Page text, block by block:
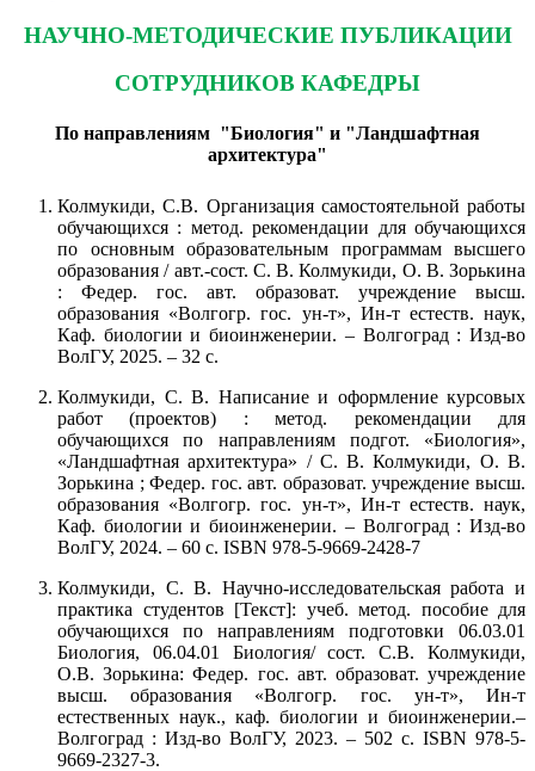
НАУЧНО-МЕТОДИЧЕСКИЕ ПУБЛИКАЦИИ
СОТРУДНИКОВ КАФЕДРЫ
По направлениям "Биология" и "Ландшафтная
архитектура"
Колмукиди, С.В. Организация самостоятельной работы
обучающихся : метод. рекомендации для обучающихся
по основным образовательным программам высшего
образования / авт.-сост. С. В. Колмукиди, О. В. Зорькина
: Федер. гос. авт. образоват. учреждение высш.
образования «Волгогр. гос. ун-т», Ин-т естеств. наук,
Каф. биологии и биоинженерии. – Волгоград : Изд-во
ВолГУ, 2025. – 32 с.
Колмукиди, С. В. Написание и оформление курсовых
работ (проектов) : метод. рекомендации для
обучающихся по направлениям подгот. «Биология»,
«Ландшафтная архитектура» / С. В. Колмукиди, О. В.
Зорькина ; Федер. гос. авт. образоват. учреждение высш.
образования «Волгогр. гос. ун-т», Ин-т естеств. наук,
Каф. биологии и биоинженерии. – Волгоград : Изд-во
ВолГУ, 2024. – 60 с. ISBN 978-5-9669-2428-7
Колмукиди, С. В. Научно-исследовательская работа и
практика студентов [Текст]: учеб. метод. пособие для
обучающихся по направлениям подготовки 06.03.01
Биология, 06.04.01 Биология/ сост. С.В. Колмукиди,
О.В. Зорькина: Федер. гос. авт. образоват. учреждение
высш. образования «Волгогр. гос. ун-т», Ин-т
естественных наук., каф. биологии и биоинженерии.–
Волгоград : Изд-во ВолГУ, 2023. – 502 с. ISBN 978-5-
9669-2327-3.